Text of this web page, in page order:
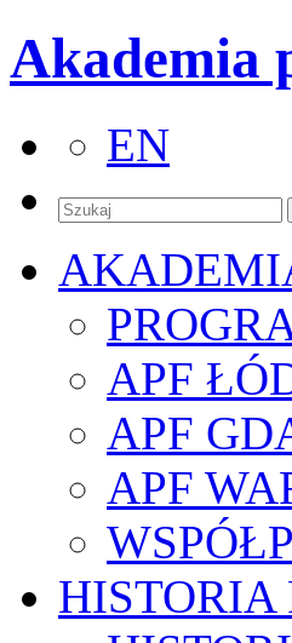
Akademia
EN
APF
APF
APF
HISTORIA